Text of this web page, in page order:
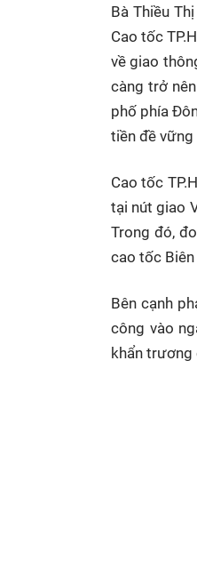
Bà Thiều
Cao tốc
về giao
càng trở
phố phía
tiền đề
Cao tốc
tại nút giao
Trong đó,
cao tốc Biên
Bên cạnh
công vào
khẩn trương